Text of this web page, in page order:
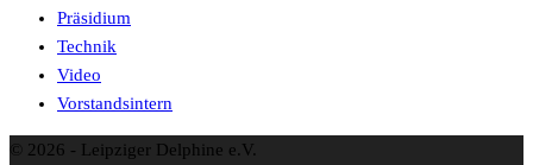
Präsidium
Technik
Video
Vorstandsintern
© 2026 - Leipziger Delphine e.V.